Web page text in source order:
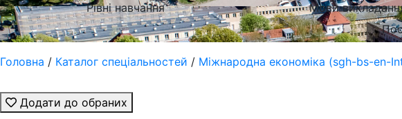
Рівні навчання
Мови
Головна / Каталог спеціальностей / Міжнародна економіка (sgh-bs-en-
Додати до обраних